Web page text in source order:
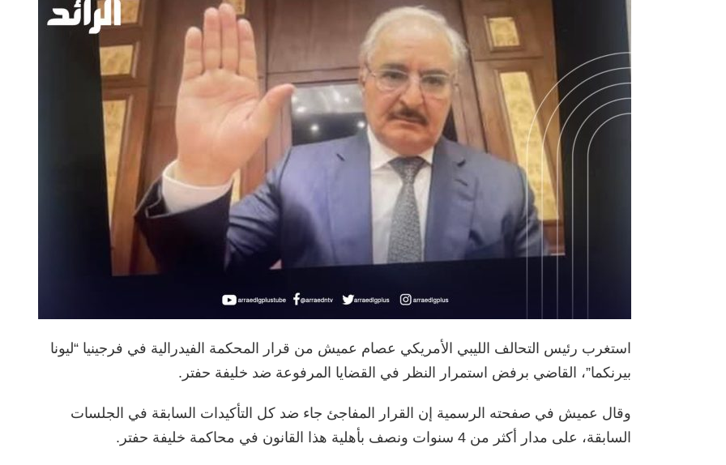
استغرب رئيس التحالف الليبي الأمريكي عصام عميش من قرار المحكمة الفيدرالية في فرجينيا “ليونا
بيرنكما”، القاضي برفض استمرار النظر في القضايا المرفوعة ضد خليفة حفتر.
وقال عميش في صفحته الرسمية إن القرار المفاجئ جاء ضد كل التأكيدات السابقة في الجلسات
السابقة، على مدار أكثر من 4 سنوات ونصف بأهلية هذا القانون في محاكمة خليفة حفتر.